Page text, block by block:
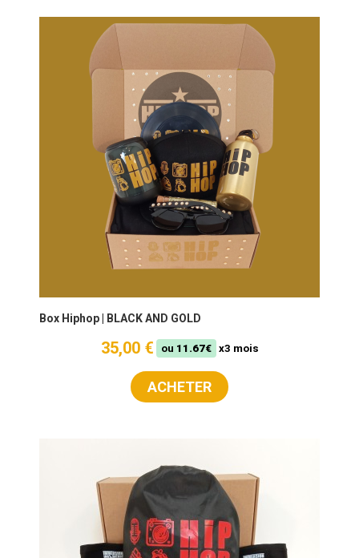
Box Hiphop | BLACK AND GOLD
35,00 € ou 11.67€ x3 mois
ACHETER